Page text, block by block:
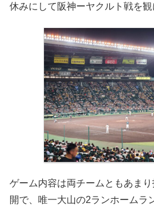
休みにして阪神ーヤクルト戦を観
ゲーム内容は両チームともあま
開で、唯一大山の2ランホームラ